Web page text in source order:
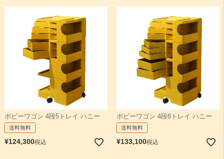
ボビーワゴン 4段5トレイ ハニー
送料無料
¥124,300税込
ボビーワゴン 4段8トレイ ハニー
送料無料
¥133,100税込